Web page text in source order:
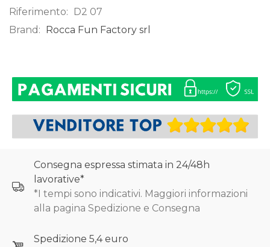
Riferimento:
D2 07
Brand:
Rocca Fun Factory srl
Consegna espressa stimata in 24/48h
lavorative*
*I tempi sono indicativi. Maggiori informazioni
alla pagina Spedizione e Consegna
Spedizione 5,4 euro